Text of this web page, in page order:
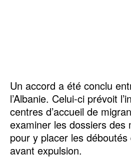
Un accord a été conclu
l’Albanie. Celui-ci prévoit
centres d’accueil de
examiner les dossiers des
pour y placer les déboutés
avant expulsion.